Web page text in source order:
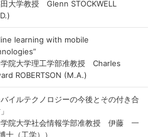
大学教授 Glenn STOCKWELL
learning with mobile
院大学理工学部准教授 Charles
ROBERTSON (M.A.)
バイルテクノロジーの今後とその付き合
学院大学社会情報学部准教授 伊藤 一
士（工学））